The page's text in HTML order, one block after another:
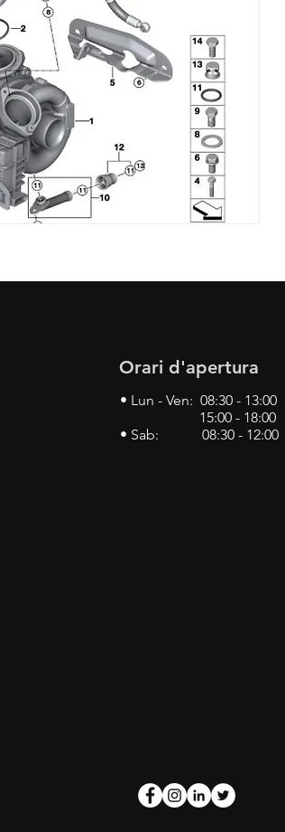
Orari d'apertura
• Lun - Ven: 08:30 - 13:00
15:00 - 18:00
• Sab: 08:30 - 12:00